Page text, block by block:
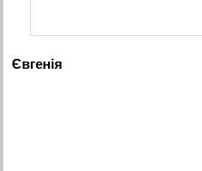
Євгенія